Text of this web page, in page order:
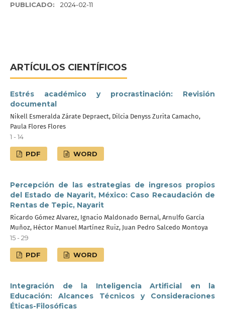
PUBLICADO: 2024-02-11
ARTÍCULOS CIENTÍFICOS
Estrés académico y procrastinación: Revisión
documental
Nikell Esmeralda Zárate Depraect, Dilcia Denyss Zurita Camacho,
Paula Flores Flores
1 - 14
PDF WORD
Percepción de las estrategias de ingresos propios
del Estado de Nayarit, México: Caso Recaudación de
Rentas de Tepic, Nayarit
Ricardo Gómez Alvarez, Ignacio Maldonado Bernal, Arnulfo García
Muñoz, Héctor Manuel Martínez Ruiz, Juan Pedro Salcedo Montoya
15 - 29
PDF WORD
Integración de la Inteligencia Artificial en la
Educación: Alcances Técnicos y Consideraciones
Éticas-Filosóficas